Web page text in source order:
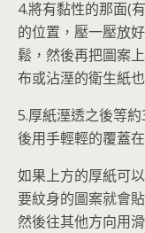
4.將有黏性的那面(
的位置，壓一壓放
鬆，然後再把圖案
布或沾溼的衛生紙
5.厚紙溼透之後等
後用手輕輕的覆蓋
如果上方的厚紙可
要紋身的圖案就會
然後往其他方向用